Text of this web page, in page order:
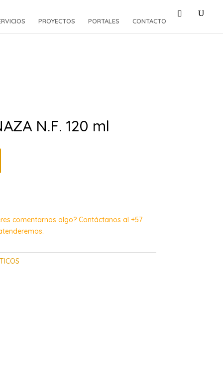
PROYECTOS PORTALES CONTACTO
N.F. 120 ml
comentarnos algo? Contáctanos al +57